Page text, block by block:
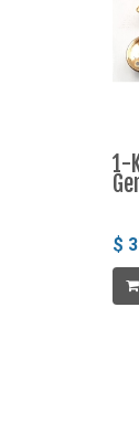
1-
$